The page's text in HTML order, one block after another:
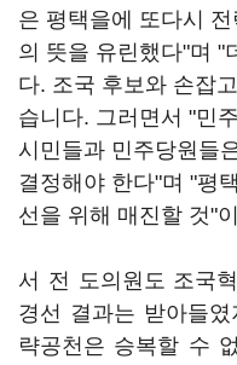
은 평택을에 또다시
의 뜻을 유린했다"며 "
다. 조국 후보와 손잡
습니다. 그러면서 "민
시민들과 민주당원들
결정해야 한다"며 "평
선을 위해 매진할 것"
서 전 도의원도 조국
경선 결과는 받아들
략공천은 승복할 수